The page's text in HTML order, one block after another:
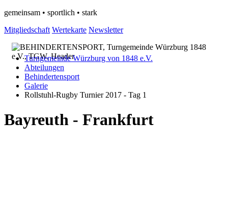
gemeinsam • sportlich • stark
Mitgliedschaft Wertekarte Newsletter
Turngemeinde Würzburg von 1848 e.V.
Abteilungen
Behindertensport
Galerie
Rollstuhl-Rugby Turnier 2017 - Tag 1
Bayreuth - Frankfurt